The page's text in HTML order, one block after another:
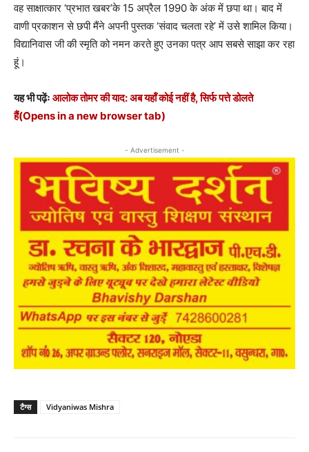
वह साक्षात्कार ‘प्रभात खबर’के 15 अप्रैल 1990 के अंक में छपा था। बाद में
वाणी प्रकाशन से छपी मैंने अपनी पुस्तक ‘संवाद चलता रहे’ में उसे शामिल किया।
विद्यानिवास जी की स्मृति को नमन करते हुए उनका पत्र आप सबसे साझा कर रहा
हूं।
यह भी पढ़ेंः आलोक तोमर की याद: अब यहॉं कोई नहीं है, सिर्फ पत्ते डोलते
हैं(Opens in a new browser tab)
- Advertisement -
टैग्स Vidyaniwas Mishra